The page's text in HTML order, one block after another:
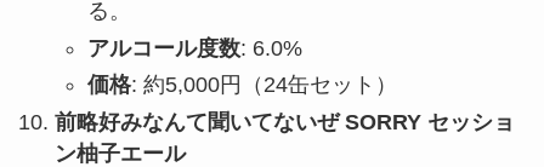
る。
アルコール度数: 6.0%
価格: 約5,000円（24缶セット）
前略好みなんて聞いてないぜ SORRY セッショ
ン柚子エール